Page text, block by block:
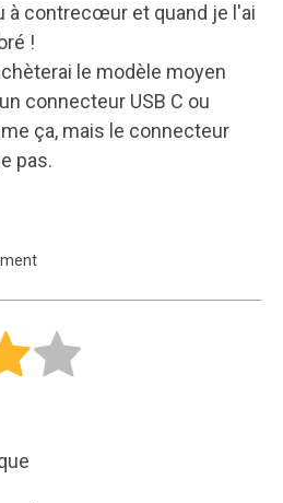
à contrecœur et quand je l'ai
!
le modèle moyen
connecteur USB C ou
ça, mais le connecteur
pas.